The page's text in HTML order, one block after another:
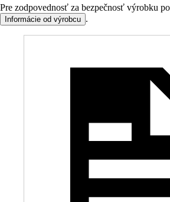
Pre zodpovednosť za bezpečnosť výrobku
Informácie od výrobcu .